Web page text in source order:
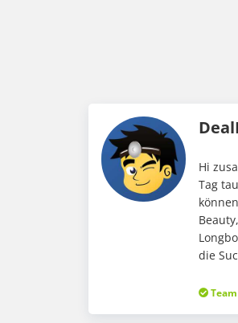
Hi
Tag
die
Team